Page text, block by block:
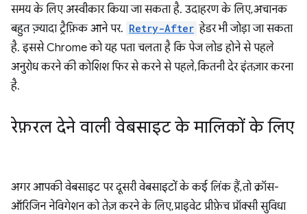
समय के लिए अस्वीकार किया जा सकता है. उदाहरण के लिए, अचानक
बहुत ज़्यादा ट्रैफ़िक आने पर. Retry-After हेडर भी जोड़ा जा सकता
है. इससे Chrome को यह पता चलता है कि पेज लोड होने से पहले
अनुरोध करने की कोशिश फिर से करने से पहले, कितनी देर इंतज़ार करना
है.
रेफ़रल देने वाली वेबसाइट के मालिकों के लिए
अगर आपकी वेबसाइट पर दूसरी वेबसाइटों के कई लिंक हैं, तो क्रॉस-
ऑरिजिन नेविगेशन को तेज़ करने के लिए, प्राइवेट प्रीफ़ेच प्रॉक्सी सुविधा